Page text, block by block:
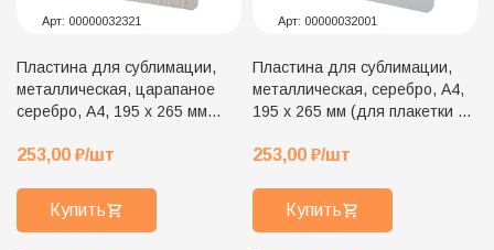
Арт: 00000032321
Пластина для сублимации,
металлическая, царапаное
серебро, А4, 195 х 265 мм
253,00 ₽/шт
Купить
Арт: 00000032001
Пластина для сублимации,
металлическая, серебро, А4,
195 х 265 мм (для плакетки 23
253,00 ₽/шт
Купить